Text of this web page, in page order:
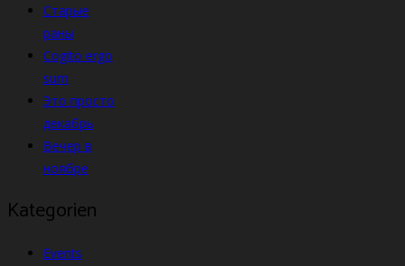
Старые
раны
Cogito ergo
sum
Это просто
декабрь
Вечер в
ноябре
Kategorien
Events